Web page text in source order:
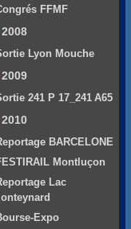
FFMF
2008
Lyon Mouche
2009
241 P 17_241 A65
2010
BARCELONE
Montluçon
Lac
Expo